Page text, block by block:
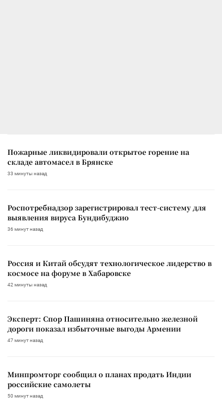
Пожарные ликвидировали открытое горение на
складе автомасел в Брянске
33 минуты назад
Роспотребнадзор зарегистрировал тест-систему для
выявления вируса Бундибуджио
36 минут назад
Россия и Китай обсудят технологическое лидерство в
космосе на форуме в Хабаровске
42 минуты назад
Эксперт: Спор Пашиняна относительно железной
дороги показал избыточные выгоды Армении
47 минут назад
Минпромторг сообщил о планах продать Индии
российские самолеты
50 минут назад